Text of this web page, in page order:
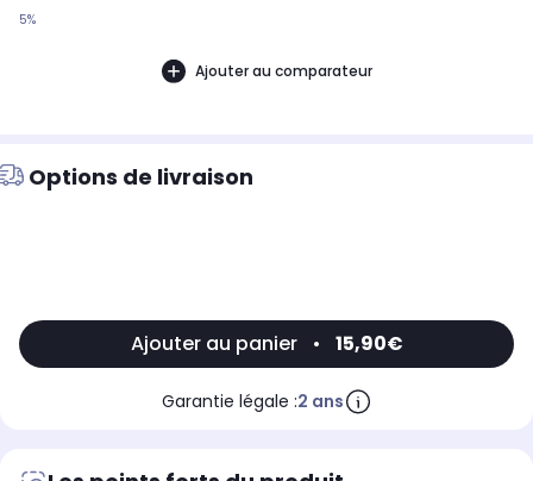
5%
Ajouter au comparateur
Options de livraison
Ajouter au panier • 15,90€
Garantie légale :2 ans